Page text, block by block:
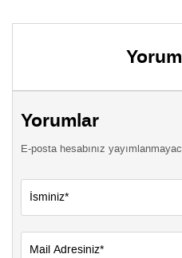
Yorumlar
E-posta hesabınız